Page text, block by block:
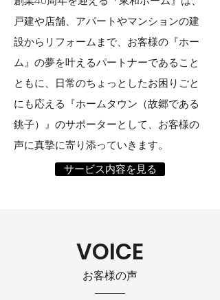
戸建や店舗、アパートやマンションの建
設からリフォームまで、お客様の『ホー
ム』の夢を叶えるパートナーであること
ともに、日常のちょっとしたお困りごと
にも応える『ホームタウン（故郷である
銚子）』のサポーターとして、お客様の
声に真摯に寄り添っていきます。
サービス内容を見る
VOICE
お客様の声